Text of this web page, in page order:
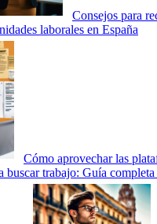
Consejos para
laborales en España
Cómo aprovechar las
buscar trabajo: Guía